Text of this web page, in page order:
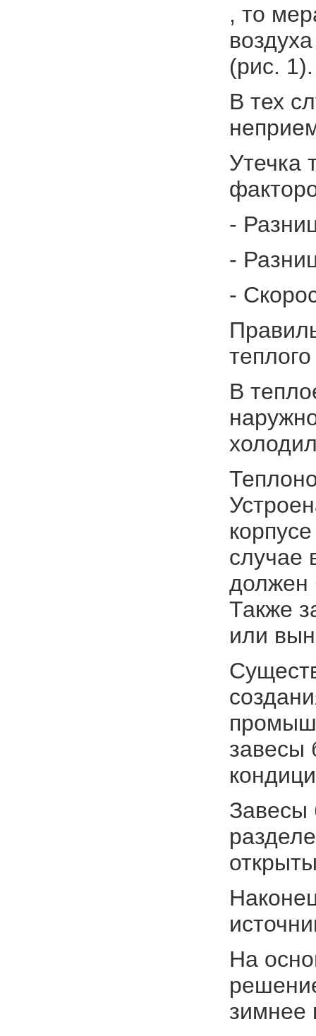
, то
(рис. 1).
В тех
Утечка
-
-
-
В
случае
должен
Также
или
завесы
Завесы
На
зимнее